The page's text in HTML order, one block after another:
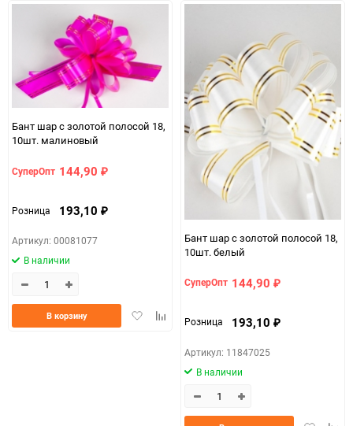
Бант шар с золотой полосой 18,
10шт. малиновый
СуперОпт 144,90 ₽
Розница 193,10 ₽
Артикул: 00081077
В наличии
ДобавитьДобавить
В корзину
Бант шар с золотой полосой 18,
10шт. белый
СуперОпт 144,90 ₽
Розница 193,10 ₽
Артикул: 11847025
В наличии